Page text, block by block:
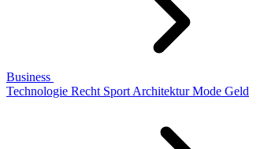
Business
Technologie Recht Sport Architektur Mode Geld